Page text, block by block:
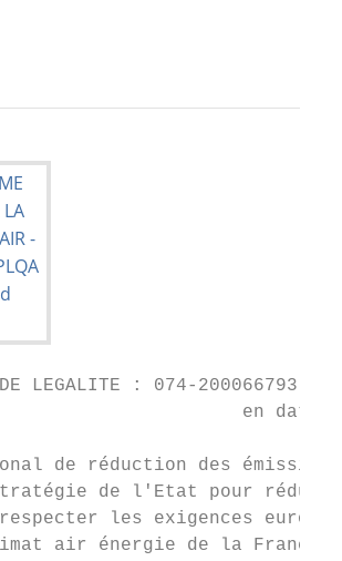
DE LEGALITE : 074-200066793-
en date
de réduction des
de l'Etat pour réduire
les exigences
air énergie de la France.